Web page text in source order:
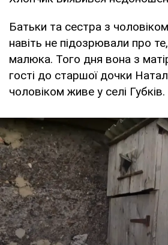
Батьки та сестра з
навіть не підозрювали про
малюка. Того дня вона з
гості до старшої дочки
чоловіком живе у селі Губків.